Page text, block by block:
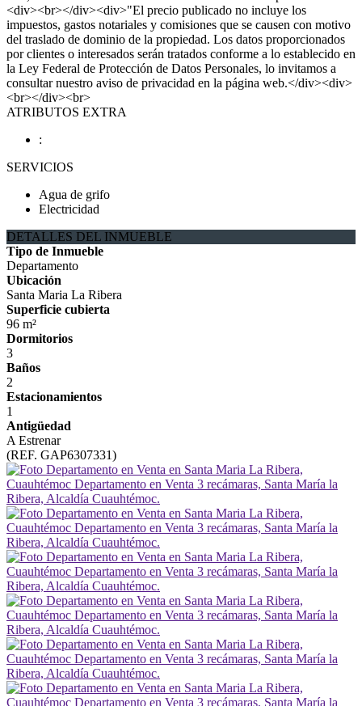
<div><br></div><div>"El precio publicado no incluye los
impuestos, gastos notariales y comisiones que se causen con motivo
del traslado de dominio de la propiedad. Los datos proporcionados
por clientes o interesados serán tratados conforme a lo establecido en
la Ley Federal de Protección de Datos Personales, lo invitamos a
consultar nuestro aviso de privacidad en la página web.</div><div>
<br></div><br>
ATRIBUTOS EXTRA
:
SERVICIOS
Agua de grifo
Electricidad
DETALLES DEL INMUEBLE
Tipo de Inmueble
Departamento
Ubicación
Santa Maria La Ribera
Superficie cubierta
96 m²
Dormitorios
3
Baños
2
Estacionamientos
1
Antigüedad
A Estrenar
(REF. GAP6307331)